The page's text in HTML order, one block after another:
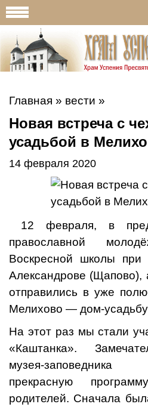
Главная » вести »
Новая встреча с
усадьбой в
14 февраля 2020
12 февраля, в
православной
Воскресной школы при
Александрове (Щапово),
отправились в уже
Мелихово — дом-
На этот раз мы стали
«Каштанка».
музея-
прекрасную
родителей. Сначала